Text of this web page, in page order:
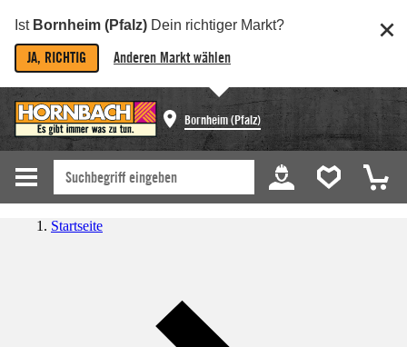
Ist Bornheim (Pfalz) Dein richtiger Markt?
JA, RICHTIG Anderen Markt wählen
Bornheim (Pfalz)
Startseite